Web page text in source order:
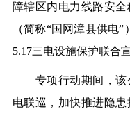
障辖区内电力线路安全
（简称“国网漳县供电”
5.17三电设施保护联合
专项行动期间 ，
电联巡，加快推进隐